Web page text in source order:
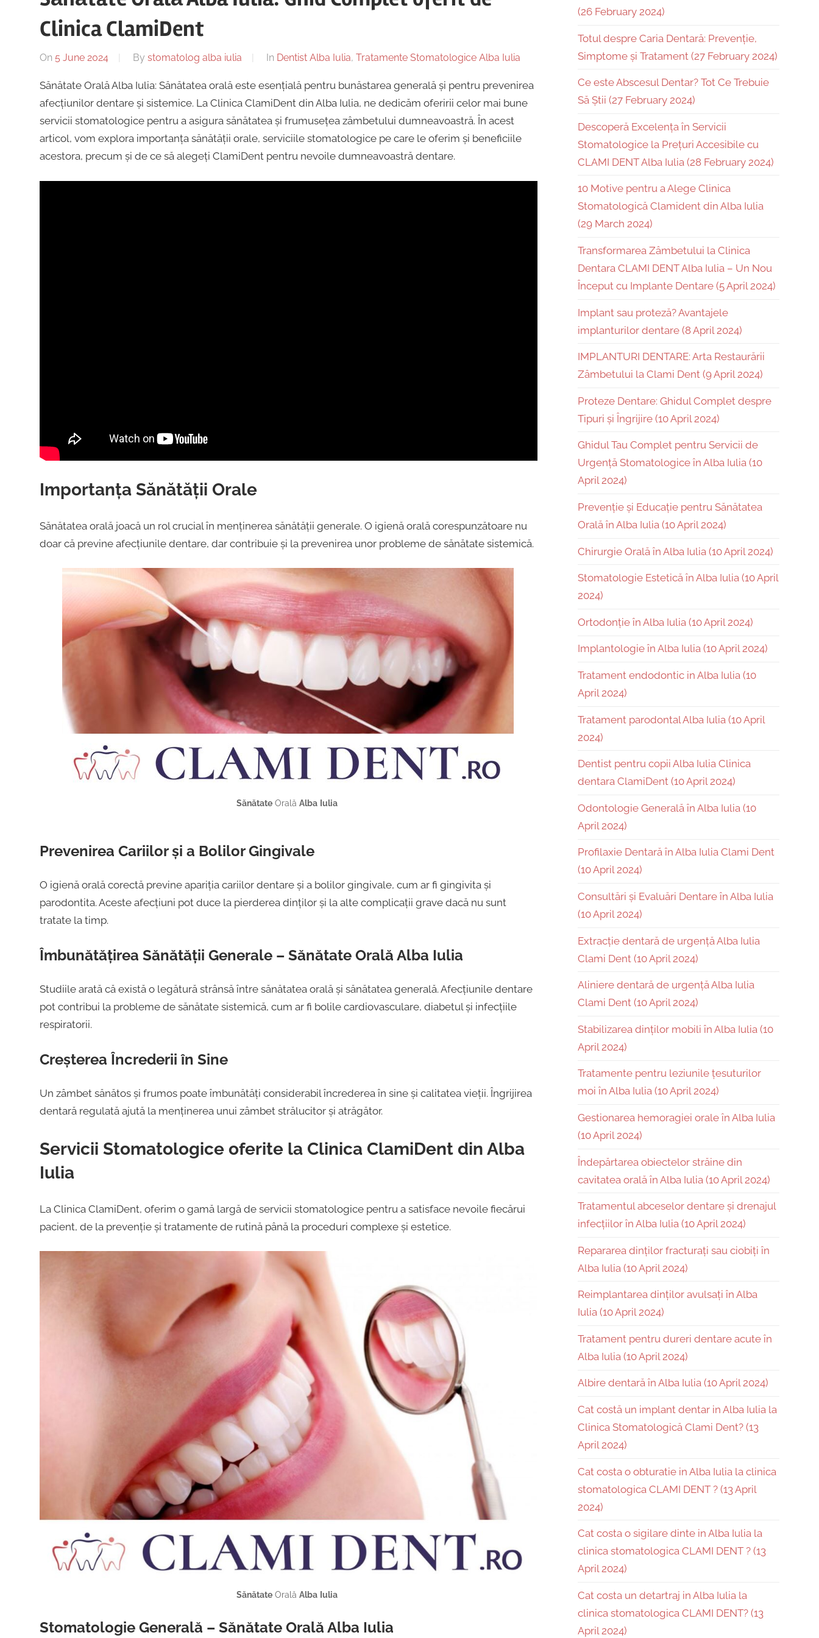
Clinica ClamiDent
On 5 June 2024 By stomatolog alba iulia In Dentist Alba Iulia, Tratamente Stomatologice Alba Iulia
Sănătate Orală Alba Iulia: Sănătatea orală este esențială pentru bunăstarea generală și pentru prevenirea
afecțiunilor dentare și sistemice. La Clinica ClamiDent din Alba Iulia, ne dedicăm oferirii celor mai bune
servicii stomatologice pentru a asigura sănătatea și frumusețea zâmbetului dumneavoastră. În acest
articol, vom explora importanța sănătății orale, serviciile stomatologice pe care le oferim și beneficiile
acestora, precum și de ce să alegeți ClamiDent pentru nevoile dumneavoastră dentare.
Importanța Sănătății Orale
Sănătatea orală joacă un rol crucial în menținerea sănătății generale. O igienă orală corespunzătoare nu
doar că previne afecțiunile dentare, dar contribuie și la prevenirea unor probleme de sănătate sistemică.
SănătateOrală Alba Iulia
Prevenirea Cariilor și a Bolilor Gingivale
O igienă orală corectă previne apariția cariilor dentare și a bolilor gingivale, cum ar fi gingivita și
parodontita. Aceste afecțiuni pot duce la pierderea dinților și la alte complicații grave dacă nu sunt
tratate la timp.
Îmbunătățirea Sănătății Generale – Sănătate Orală Alba Iulia
Studiile arată că există o legătură strânsă între sănătatea orală și sănătatea generală. Afecțiunile dentare
pot contribui la probleme de sănătate sistemică, cum ar fi bolile cardiovasculare, diabetul și infecțiile
respiratorii.
Creșterea Încrederii în Sine
Un zâmbet sănătos și frumos poate îmbunătăți considerabil încrederea în sine și calitatea vieții. Îngrijirea
dentară regulată ajută la menținerea unui zâmbet strălucitor și atrăgător.
Servicii Stomatologice oferite la Clinica ClamiDent din Alba
Iulia
La Clinica ClamiDent, oferim o gamă largă de servicii stomatologice pentru a satisface nevoile fiecărui
pacient, de la prevenție și tratamente de rutină până la proceduri complexe și estetice.
SănătateOrală Alba Iulia
Stomatologie Generală – Sănătate Orală Alba Iulia
(26 February 2024)
Totul despre Caria Dentară: Prevenție,
Simptome și Tratament (27 February 2024)
Ce este Abscesul Dentar? Tot Ce Trebuie
Să Știi (27 February 2024)
Descoperă Excelența în Servicii
Stomatologice la Prețuri Accesibile cu
CLAMI DENT Alba Iulia (28 February 2024)
10 Motive pentru a Alege Clinica
Stomatologică Clamident din Alba Iulia
(29 March 2024)
Transformarea Zâmbetului la Clinica
Dentara CLAMI DENT Alba Iulia – Un Nou
Început cu Implante Dentare (5 April 2024)
Implant sau proteză? Avantajele
implanturilor dentare (8 April 2024)
IMPLANTURI DENTARE: Arta Restaurării
Zâmbetului la Clami Dent (9 April 2024)
Proteze Dentare: Ghidul Complet despre
Tipuri și Îngrijire (10 April 2024)
Ghidul Tau Complet pentru Servicii de
Urgență Stomatologice în Alba Iulia (10
April 2024)
Prevenție și Educație pentru Sănătatea
Orală în Alba Iulia (10 April 2024)
Chirurgie Orală în Alba Iulia (10 April 2024)
Stomatologie Estetică în Alba Iulia (10 April
2024)
Ortodonție în Alba Iulia (10 April 2024)
Implantologie în Alba Iulia (10 April 2024)
Tratament endodontic in Alba Iulia (10
April 2024)
Tratament parodontal Alba Iulia (10 April
2024)
Dentist pentru copii Alba Iulia Clinica
dentara ClamiDent (10 April 2024)
Odontologie Generală în Alba Iulia (10
April 2024)
Profilaxie Dentară în Alba Iulia Clami Dent
(10 April 2024)
Consultări și Evaluări Dentare în Alba Iulia
(10 April 2024)
Extracție dentară de urgență Alba Iulia
Clami Dent (10 April 2024)
Aliniere dentară de urgență Alba Iulia
Clami Dent (10 April 2024)
Stabilizarea dinților mobili în Alba Iulia (10
April 2024)
Tratamente pentru leziunile țesuturilor
moi în Alba Iulia (10 April 2024)
Gestionarea hemoragiei orale în Alba Iulia
(10 April 2024)
Îndepărtarea obiectelor străine din
cavitatea orală în Alba Iulia (10 April 2024)
Tratamentul abceselor dentare și drenajul
infecțiilor în Alba Iulia (10 April 2024)
Repararea dinților fracturați sau ciobiți în
Alba Iulia (10 April 2024)
Reimplantarea dinților avulsați în Alba
Iulia (10 April 2024)
Tratament pentru dureri dentare acute în
Alba Iulia (10 April 2024)
Albire dentară în Alba Iulia (10 April 2024)
Cat costă un implant dentar in Alba Iulia la
Clinica Stomatologică Clami Dent? (13
April 2024)
Cat costa o obturatie in Alba Iulia la clinica
stomatologica CLAMI DENT ? (13 April
2024)
Cat costa o sigilare dinte in Alba Iulia la
clinica stomatologica CLAMI DENT ? (13
April 2024)
Cat costa un detartraj in Alba Iulia la
clinica stomatologica CLAMI DENT? (13
April 2024)